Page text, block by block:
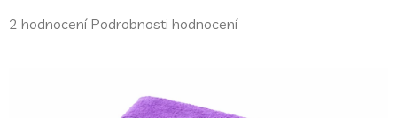
Průměrné
2 hodnocení Podrobnosti hodnocení